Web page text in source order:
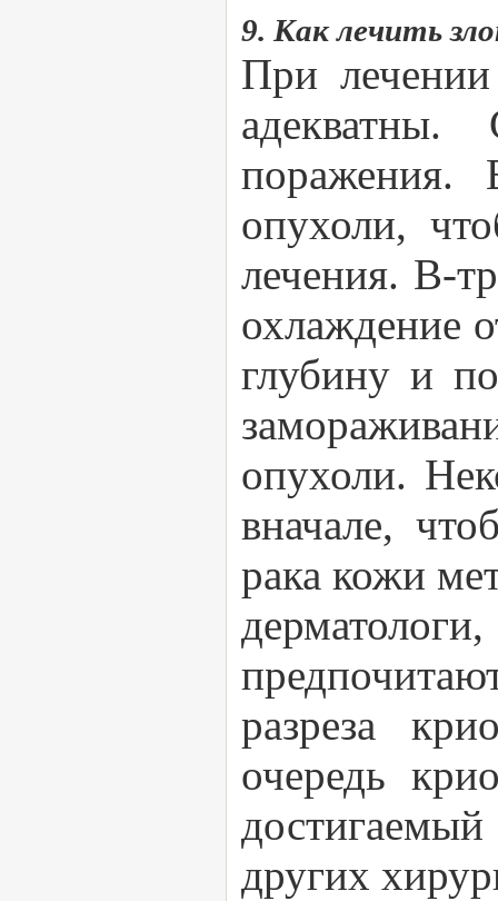
9. Как лечить
При
поражения.
опухоли,
лечения. В-
охлаждение
глубину и
опухоли.
вначале,
рака кожи
разреза
очередь
других